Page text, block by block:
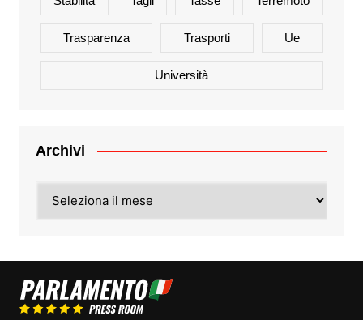
Trasparenza Trasporti Ue
Università
Archivi